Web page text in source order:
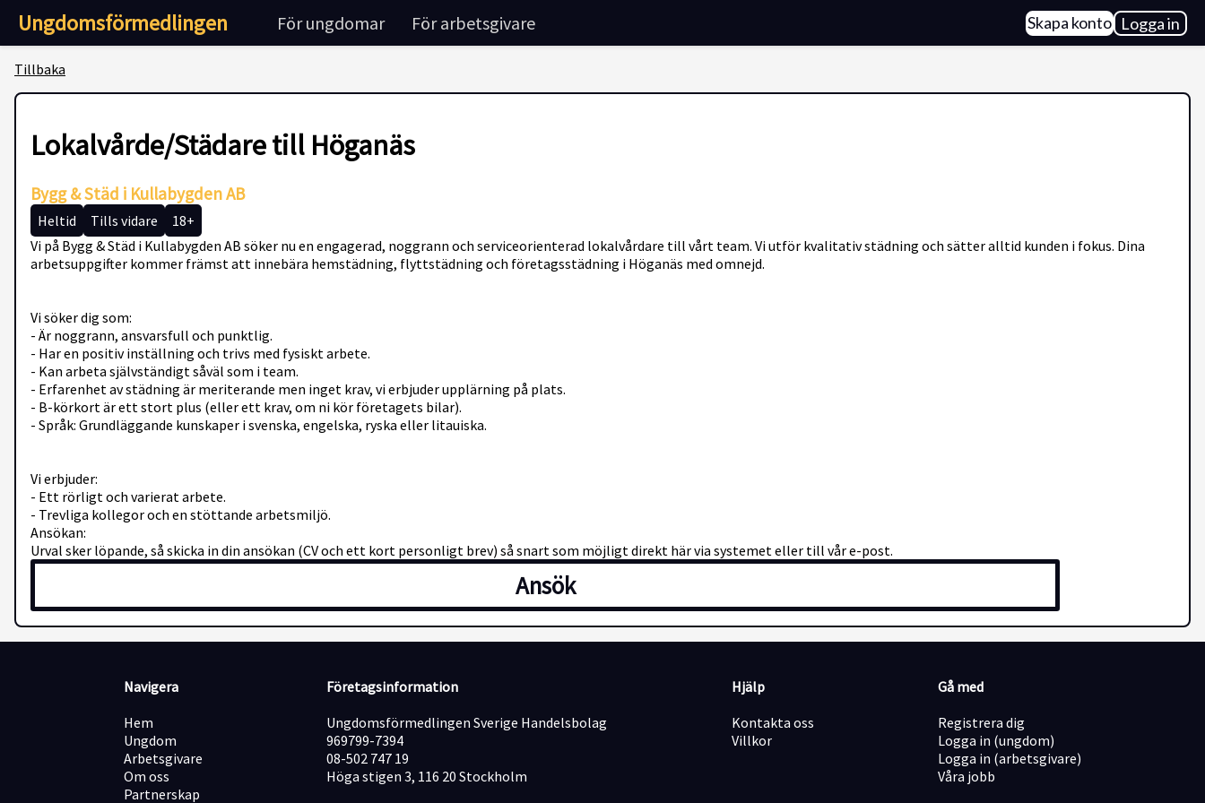
Ungdomsförmedlingen För ungdomar För arbetsgivare Skapa konto Logga in
Tillbaka
Lokalvårde/Städare till Höganäs
Bygg & Städ i Kullabygden AB
Heltid Tills vidare
18+
Vi på Bygg & Städ i Kullabygden AB söker nu en engagerad, noggrann och serviceorienterad lokalvårdare till vårt team. Vi utför kvalitativ städning och sätter alltid kunden i fokus. Dina
arbetsuppgifter kommer främst att innebära hemstädning, flyttstädning och företagsstädning i Höganäs med omnejd.
Vi söker dig som:
- Är noggrann, ansvarsfull och punktlig.
- Har en positiv inställning och trivs med fysiskt arbete.
- Kan arbeta självständigt såväl som i team.
- Erfarenhet av städning är meriterande men inget krav, vi erbjuder upplärning på plats.
- B-körkort är ett stort plus (eller ett krav, om ni kör företagets bilar).
- Språk: Grundläggande kunskaper i svenska, engelska, ryska eller litauiska.
Vi erbjuder:
- Ett rörligt och varierat arbete.
- Trevliga kollegor och en stöttande arbetsmiljö.
Ansökan:
Urval sker löpande, så skicka in din ansökan (CV och ett kort personligt brev) så snart som möjligt direkt här via systemet eller till vår e-post.
Ansök
Navigera
Hem
Ungdom
Arbetsgivare
Om oss
Partnerskap
Företagsinformation
Ungdomsförmedlingen Sverige Handelsbolag
969799-7394
08-502 747 19
Höga stigen 3, 116 20 Stockholm
Hjälp
Kontakta oss
Villkor
Gå med
Registrera dig
Logga in (ungdom)
Logga in (arbetsgivare)
Våra jobb